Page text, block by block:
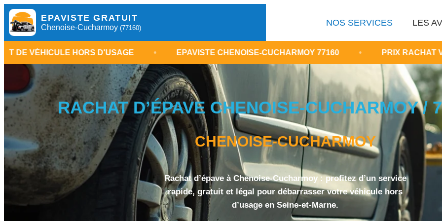
EPAVISTE GRATUIT
Chenoise-Cucharmoy (77160)
NOS SERVICES LES
HORS D'USAGE • EPAVISTE CHENOISE-CUCHARMOY 77160 • PRIX RACHAT VOITURE
RACHAT D’ÉPAVE CHENOISE-CUCHARMOY /
CHENOISE-CUCHARMOY
Rachat d’épave à Chenoise-Cucharmoy : profitez d’un service
rapide, gratuit et légal pour débarrasser votre véhicule hors
d’usage en Seine-et-Marne.